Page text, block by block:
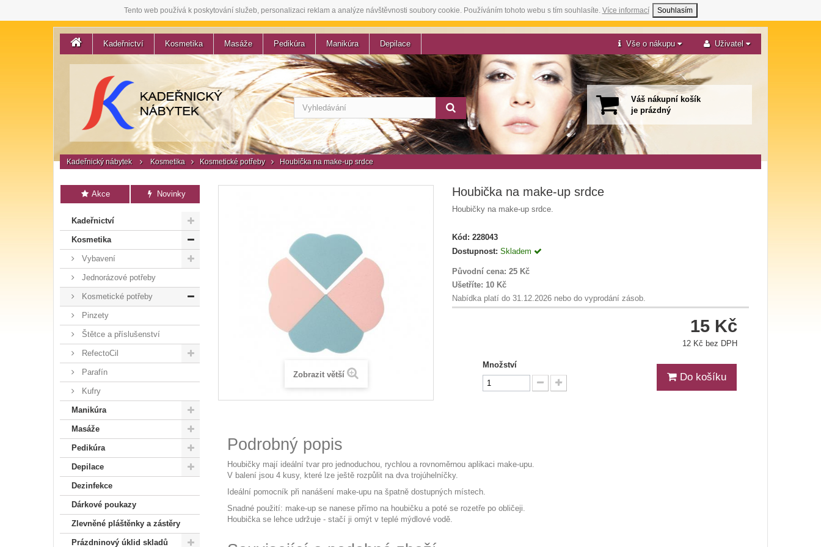
Tento web používá k poskytování služeb, personalizaci reklam a analýze návštěvnosti soubory cookie. Používáním tohoto webu s tím souhlasíte. Více informací Souhlasím
Kadeřnictví Kosmetika Masáže Pedikúra Manikúra Depilace Vše o nákupu Uživatel
Váš nákupní košík
je prázdný
Kadeřnický nábytek Kosmetika Kosmetické potřeby Houbička na make-up srdce
Akce Novinky
Kadeřnictví
Kosmetika
Vybavení
Jednorázové potřeby
Kosmetické potřeby
Pinzety
Štětce a příslušenství
RefectoCil
Parafín
Kufry
Manikúra
Masáže
Pedikúra
Depilace
Dezinfekce
Dárkové poukazy
Zlevněné pláštěnky a zástěry
Prázdninový úklid skladů
Zobrazit větší
Houbička na make-up srdce
Houbičky na make-up srdce.
Kód: 228043
Dostupnost: Skladem
Původní cena: 25 Kč
Ušetříte: 10 Kč
Nabídka platí do 31.12.2026 nebo do vyprodání zásob.
15 Kč
12 Kč bez DPH
Množství
Do košíku
Podrobný popis
Houbičky mají ideální tvar pro jednoduchou, rychlou a rovnoměrnou aplikaci make-upu.
V balení jsou 4 kusy, které lze ještě rozpůlit na dva trojúhelníčky.
Ideální pomocník při nanášení make-upu na špatně dostupných místech.
Snadné použití: make-up se nanese přímo na houbičku a poté se rozetře po obličeji.
Houbička se lehce udržuje - stačí ji omýt v teplé mýdlové vodě.